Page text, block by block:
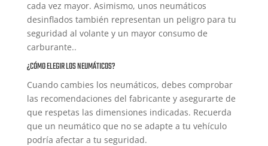
cada vez mayor. Asimismo, unos neumáticos
desinflados también representan un peligro para tu
seguridad al volante y un mayor consumo de
carburante..
¿CÓMO ELEGIR LOS NEUMÁTICOS?
Cuando cambies los neumáticos, debes comprobar
las recomendaciones del fabricante y asegurarte de
que respetas las dimensiones indicadas. Recuerda
que un neumático que no se adapte a tu vehículo
podría afectar a tu seguridad.